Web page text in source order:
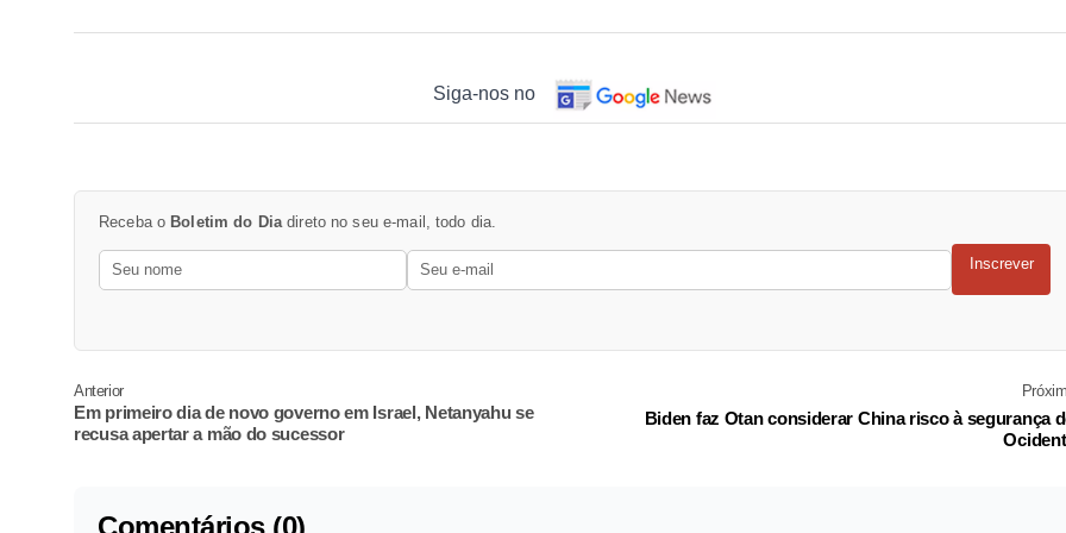
Siga-nos no
Receba o Boletim do Dia direto no seu e-mail, todo dia.
Inscrever
Anterior
Em primeiro dia de novo governo em Israel, Netanyahu se
recusa apertar a mão do sucessor
Biden faz Otan considerar China risco à segurança